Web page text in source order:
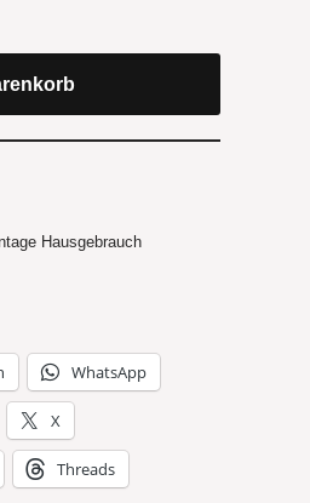
Hausgebrauch
WhatsApp
X
Threads